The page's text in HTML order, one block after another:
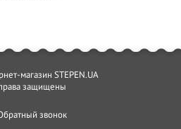
магазин STEPEN.UA
защищены
звонок